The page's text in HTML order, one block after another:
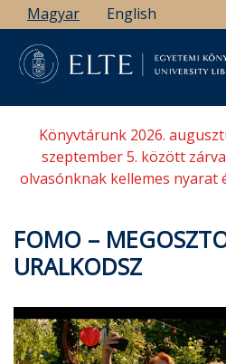
Ugrás
a
tartalomra
Magyar English
Könyvtárunk 2026.
szeptember 5. között
olvasónknak kellemes nyarat
FOMO –
URALKODSZ